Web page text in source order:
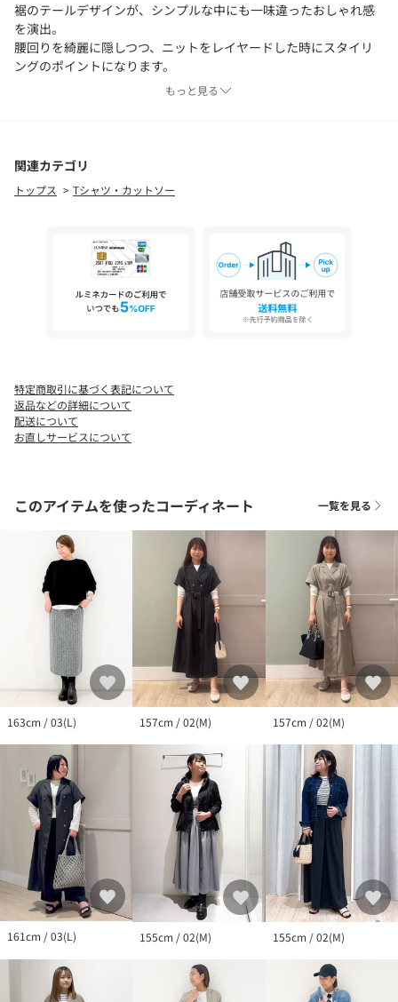
裾のテールデザインが、シンプルな中にも一味違ったおしゃれ感
を演出。
腰回りを綺麗に隠しつつ、ニットをレイヤードした時にスタイリ
ングのポイントになります。
【素材】
コットンポリエステルの天竺素材を使用しています。
ニットやカーディガンのインナーとして着用した時にアウターの
【スタイリング】
カーディガンなど羽織アイテムのインナーはもちろん、クロップ
ト丈のプルオーバーとのレイヤードにもおすすめです。
ます。また、パソコン・スマートフォンなどの環境により、若干
製品と画像のカラーが異なる場合もございます。
もっと見る
関連カテゴリ
トップス Tシャツ・カットソー
特定商取引に基づく表記について
返品などの詳細について
配送について
お直しサービスについて
このアイテムを使ったコーディネート 一覧を見る
163cm / 03(L) 157cm / 02(M) 157cm / 02(M)
161cm / 03(L) 155cm / 02(M) 155cm / 02(M)